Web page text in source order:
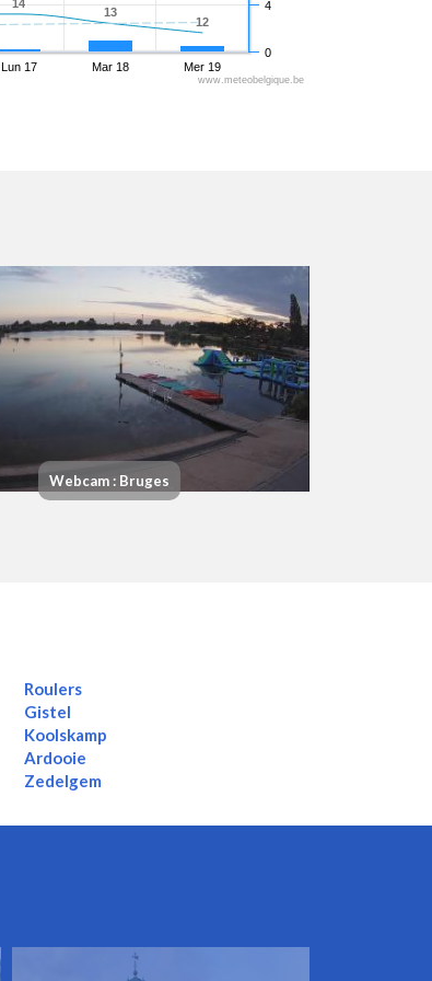
14
14
13
13
12
12
Lun 17 Mar 18 Mer 19
0
4
www.meteobelgique.be
Webcam : Bruges
Roulers
Gistel
Koolskamp
Ardooie
Zedelgem